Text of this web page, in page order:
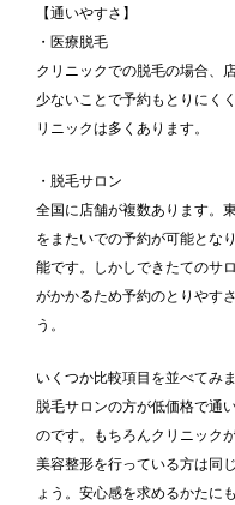
【通いやすさ】
・医療脱毛
クリニックでの脱毛の場合、
少ないことで予約もとりにく
リニックは多くあります。
・脱毛サロン
全国に店舗が複数あります。
をまたいでの予約が可能とな
能です。しかしできたてのサ
がかかるため予約のとりやす
う。
いくつか比較項目を並べてみ
脱毛サロンの方が低価格で通
のです。もちろんクリニック
美容整形を行っている方は同
ょう。安心感を求めるかたに